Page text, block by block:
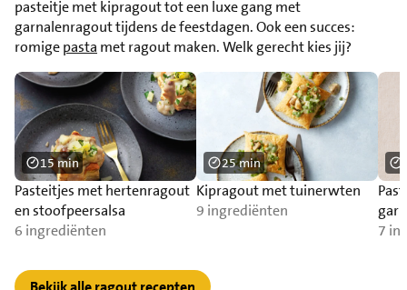
pasteitje met kipragout tot een luxe gang met
garnalenragout tijdens de feestdagen. Ook een succes:
romigepasta met ragout maken. Welk gerecht kies jij?
Pasteitjes met hertenragout
en stoofpeersalsa
6 ingrediënten
15 min
Kipragout met tuinerwten
9 ingrediënten
25 min
7